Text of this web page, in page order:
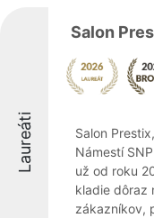
Laureáti
Salon
Salon
Námestí
už od roku
kladie dôraz
zákazníkov,